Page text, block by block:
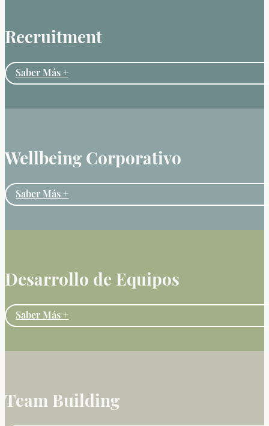
Recruitment
Saber Más +
Wellbeing Corporativo
Saber Más +
Desarrollo de Equipos
Saber Más +
Team Building